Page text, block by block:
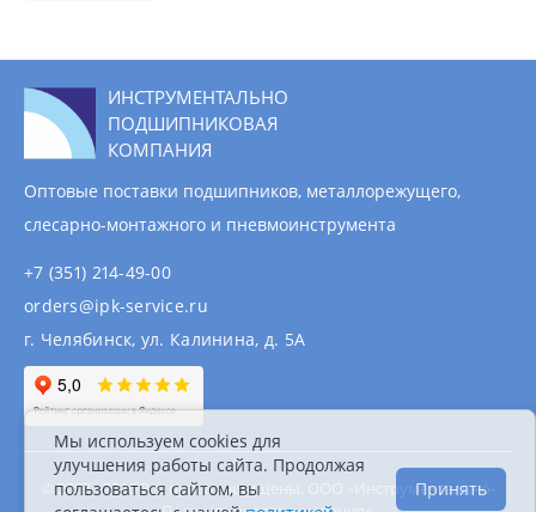
ИНСТРУМЕНТАЛЬНО
ПОДШИПНИКОВАЯ
КОМПАНИЯ
Оптовые поставки подшипников, металлорежущего,
слесарно-монтажного и пневмоинструмента
+7 (351) 214-49-00
orders@ipk-service.ru
г. Челябинск, ул. Калинина, д. 5А
© 2007 - 2026 Все права защищены. ООО «Инструментально-
Мы используем cookies для
улучшения работы сайта. Продолжая
пользоваться сайтом, вы
Принять